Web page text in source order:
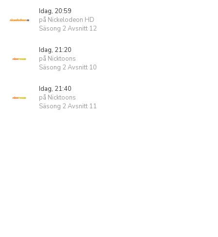
Idag, 20:59
på Nickelodeon HD
Säsong 2 Avsnitt 12
Idag, 21:20
på Nicktoons
Säsong 2 Avsnitt 10
Idag, 21:40
på Nicktoons
Säsong 2 Avsnitt 11